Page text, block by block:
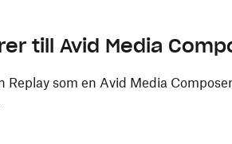
till Avid Media
som en Avid Media